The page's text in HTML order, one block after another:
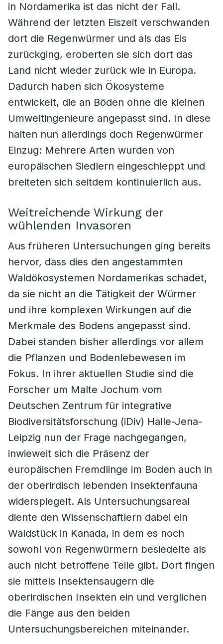
in Nordamerika ist das nicht der Fall.
Während der letzten Eiszeit verschwanden
dort die Regenwürmer und als das Eis
zurückging, eroberten sie sich dort das
Land nicht wieder zurück wie in Europa.
Dadurch haben sich Ökosysteme
entwickelt, die an Böden ohne die kleinen
Umweltingenieure angepasst sind. In diese
halten nun allerdings doch Regenwürmer
Einzug: Mehrere Arten wurden von
europäischen Siedlern eingeschleppt und
breiteten sich seitdem kontinuierlich aus.
Weitreichende Wirkung der
wühlenden Invasoren
Aus früheren Untersuchungen ging bereits
hervor, dass dies den angestammten
Waldökosystemen Nordamerikas schadet,
da sie nicht an die Tätigkeit der Würmer
und ihre komplexen Wirkungen auf die
Merkmale des Bodens angepasst sind.
Dabei standen bisher allerdings vor allem
die Pflanzen und Bodenlebewesen im
Fokus. In ihrer aktuellen Studie sind die
Forscher um Malte Jochum vom
Deutschen Zentrum für integrative
Biodiversitätsforschung (iDiv) Halle-Jena-
Leipzig nun der Frage nachgegangen,
inwieweit sich die Präsenz der
europäischen Fremdlinge im Boden auch in
der oberirdisch lebenden Insektenfauna
widerspiegelt. Als Untersuchungsareal
diente den Wissenschaftlern dabei ein
Waldstück in Kanada, in dem es noch
sowohl von Regenwürmern besiedelte als
auch nicht betroffene Teile gibt. Dort fingen
sie mittels Insektensaugern die
oberirdischen Insekten ein und verglichen
die Fänge aus den beiden
Untersuchungsbereichen miteinander.